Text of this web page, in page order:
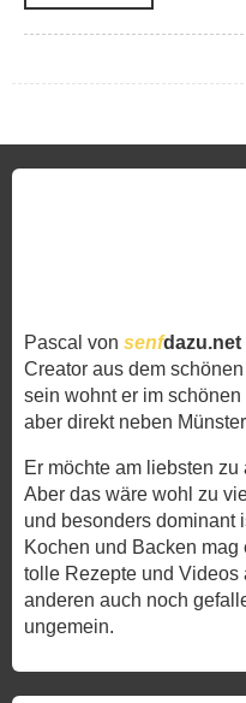
Pascal von senfdazu.net
Creator aus dem
sein wohnt er im
aber direkt neben
Er möchte am liebsten
Aber das wäre wohl zu
und besonders dominant
Kochen und Backen
tolle Rezepte und Videos
anderen auch noch
ungemein.